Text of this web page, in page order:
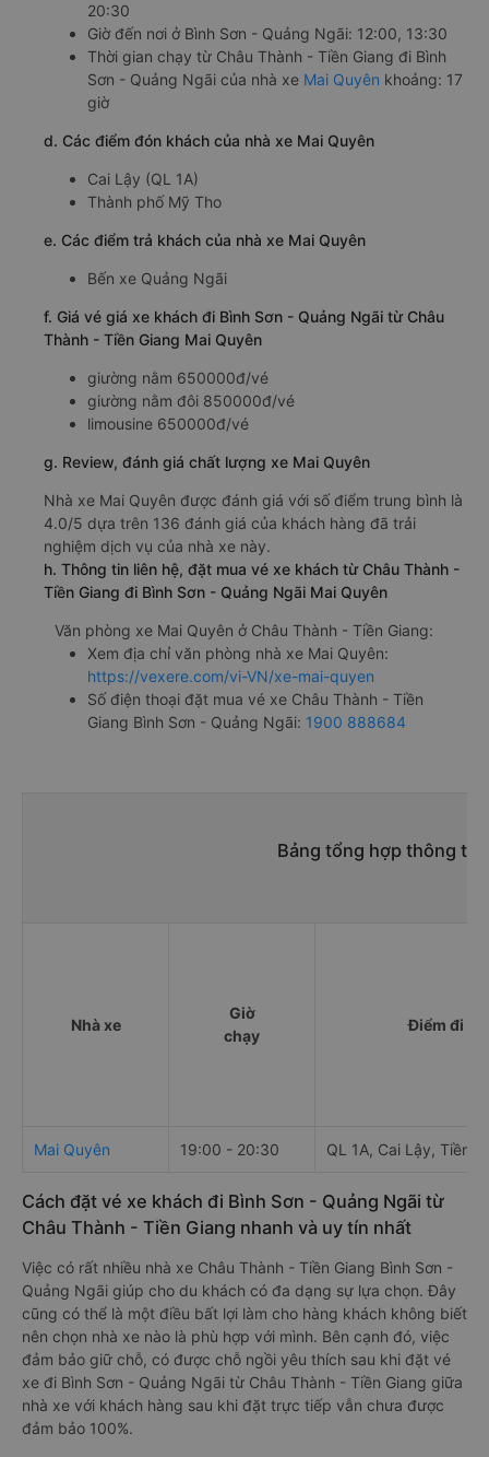
20:30
Giờ đến nơi ở Bình Sơn - Quảng Ngãi: 12:00, 13:30
Thời gian chạy từ Châu Thành - Tiền Giang đi Bình
Sơn - Quảng Ngãi của nhà xe Mai Quyên khoảng: 17
giờ
d. Các điểm đón khách của nhà xe Mai Quyên
Cai Lậy (QL 1A)
Thành phố Mỹ Tho
e. Các điểm trả khách của nhà xe Mai Quyên
Bến xe Quảng Ngãi
f. Giá vé giá xe khách đi Bình Sơn - Quảng Ngãi từ Châu
Thành - Tiền Giang Mai Quyên
giường nằm 650000đ/vé
giường nằm đôi 850000đ/vé
limousine 650000đ/vé
g. Review, đánh giá chất lượng xe Mai Quyên
Nhà xe Mai Quyên được đánh giá với số điểm trung bình là
4.0/5 dựa trên 136 đánh giá của khách hàng đã trải
nghiệm dịch vụ của nhà xe này.
h. Thông tin liên hệ, đặt mua vé xe khách từ Châu Thành -
Tiền Giang đi Bình Sơn - Quảng Ngãi Mai Quyên
Văn phòng xe Mai Quyên ở Châu Thành - Tiền Giang:
Xem địa chỉ văn phòng nhà xe Mai Quyên:
https://vexere.com/vi-VN/xe-mai-quyen
Số điện thoại đặt mua vé xe Châu Thành - Tiền
Giang Bình Sơn - Quảng Ngãi: 1900 888684
Bảng tổng hợp thông tin
Nhà xe
Giờ
chạy
Điểm đi
Mai Quyên 19:00 - 20:30 QL 1A, Cai Lậy, Tiền
Cách đặt vé xe khách đi Bình Sơn - Quảng Ngãi từ
Châu Thành - Tiền Giang nhanh và uy tín nhất
Việc có rất nhiều nhà xe Châu Thành - Tiền Giang Bình Sơn -
Quảng Ngãi giúp cho du khách có đa dạng sự lựa chọn. Đây
cũng có thể là một điều bất lợi làm cho hàng khách không biết
nên chọn nhà xe nào là phù hợp với mình. Bên cạnh đó, việc
đảm bảo giữ chỗ, có được chỗ ngồi yêu thích sau khi đặt vé
xe đi Bình Sơn - Quảng Ngãi từ Châu Thành - Tiền Giang giữa
nhà xe với khách hàng sau khi đặt trực tiếp vẫn chưa được
đảm bảo 100%.